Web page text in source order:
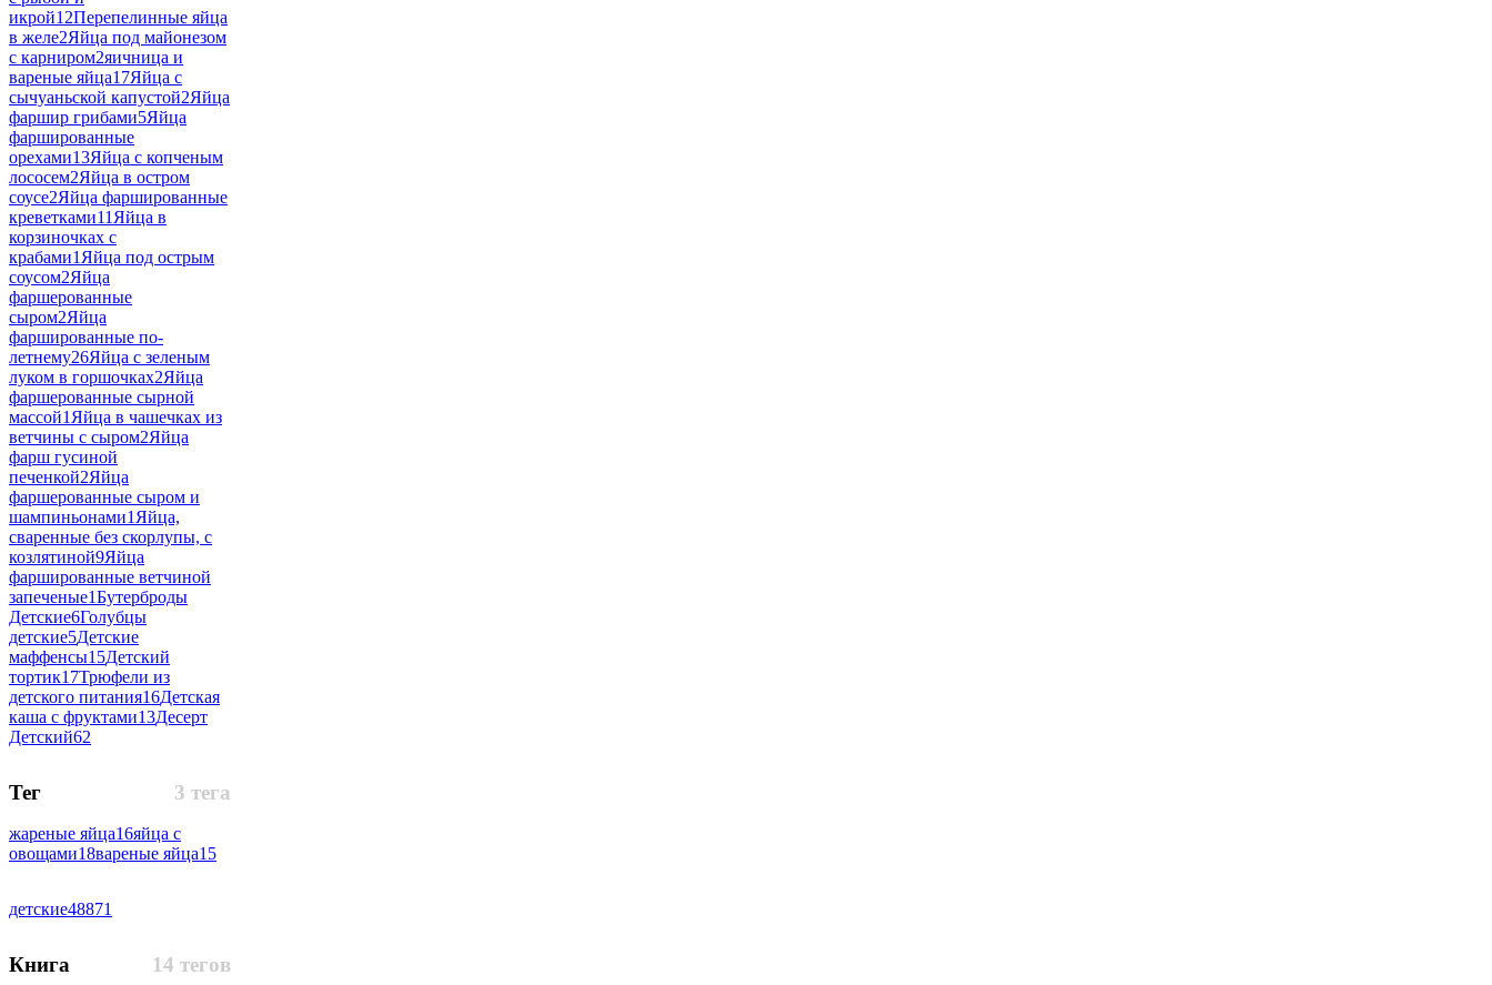
икрой12Перепелинные яйца
в желе2Яйца под майонезом
с карниром2яичница и
вареные яйца17Яйца с
сычуаньской капустой2Яйца
фаршир грибами5Яйца
фаршированные
орехами13Яйца с копченым
лососем2Яйца в остром
соусе2Яйца фаршированные
креветками11 Яйца в
корзиночках с
крабами1 Яйца под острым
соусом2Яйца
фаршерованные
сыром2Яйца
фаршированные по-
летнему26Яйца с зеленым
луком в горшочках2Яйца
фаршерованные сырной
массой1 Яйца в чашечках из
ветчины с сыром2Яйца
фарш гусиной
печенкой2Яйца
фаршерованные сыром и
шампиньонами1 Яйца,
сваренные без скорлупы, с
козлятиной9Яйца
фаршированные ветчиной
запеченые1Бутерброды
Детские6Голубцы
детские5Детские
маффенсы15Детский
тортик17Трюфели из
детского питания16Детская
каша с фруктами13Десерт
Детский62
3 тега
Тег
жареные яйца16яйца с
овощами18вареные яйца15
детские48871
14 тегов
Книга